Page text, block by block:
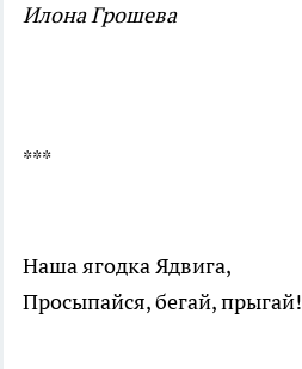
Илона Грошева
***
Наша ягодка Ядвига,
Просыпайся, бегай, прыгай!